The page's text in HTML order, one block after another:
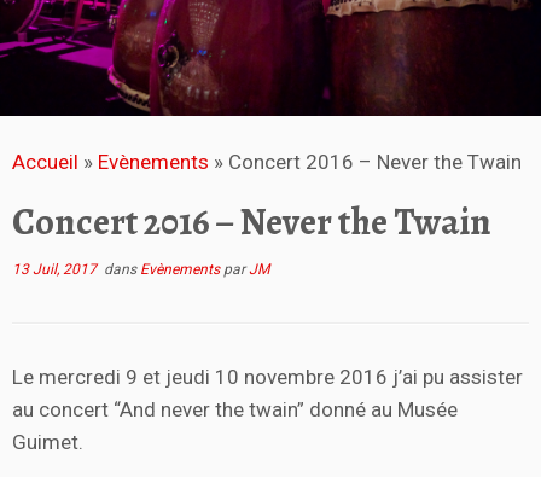
Accueil » Evènements » Concert 2016 – Never the Twain
Concert 2016 – Never the Twain
13 Juil, 2017dans Evènements parJM
Le mercredi 9 et jeudi 10 novembre 2016 j’ai pu assister
au concert “And never the twain” donné au Musée
Guimet.